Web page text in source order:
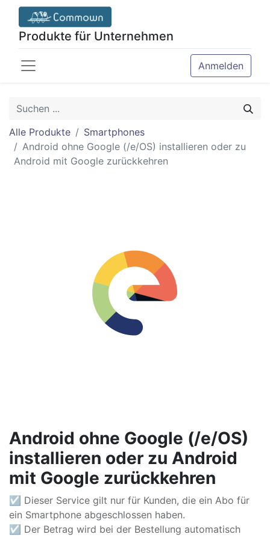
Produkte für Unternehmen
Anmelden
Alle Produkte
Smartphones
Android ohne Google (/e/OS) installieren oder zu
Android mit Google zurückkehren
Android ohne Google (/e/OS)
installieren oder zu Android
mit Google zurückkehren
☑ Dieser Service gilt nur für Kunden, die ein Abo für
ein Smartphone abgeschlossen haben.
☑ Der Betrag wird bei der Bestellung automatisch